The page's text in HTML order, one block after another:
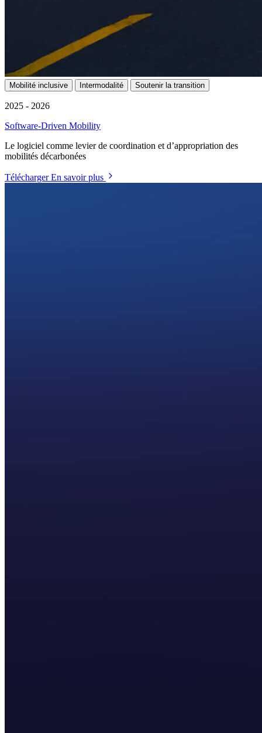
Mobilité inclusive Intermodalité Soutenir la transition
2025 - 2026
Software-Driven Mobility
Le logiciel comme levier de coordination et d’appropriation des
mobilités décarbonées
TéléchargerEn savoir plus